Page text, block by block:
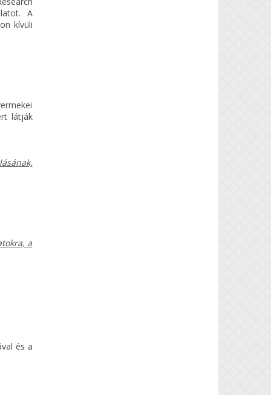
A
kívüli
látják
a
és a